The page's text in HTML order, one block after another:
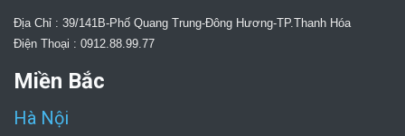
Địa Chỉ : 39/141B-Phố Quang Trung-Đông Hương-TP.Thanh Hóa
Điện Thoại : 0912.88.99.77
Miền Bắc
Hà Nội